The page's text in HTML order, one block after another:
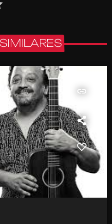
insert_link